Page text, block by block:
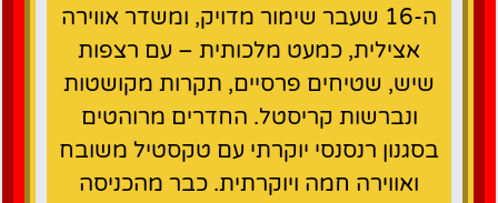
ה‑16 שעבר שימור מדויק, ומשדר אווירה
אצילית, כמעט מלכותית – עם רצפות
שיש, שטיחים פרסיים, תקרות מקושטות
ונברשות קריסטל. החדרים מרוהטים
בסגנון רנסנסי יוקרתי עם טקסטיל משובח
ואווירה חמה ויוקרתית. כבר מהכניסה